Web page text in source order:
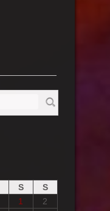
S
S
1
2